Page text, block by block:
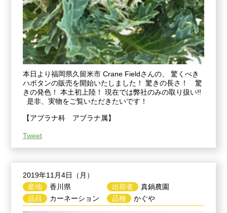
本日より福岡県久留米市 Crane Fieldさんの、 驚くべき
ハボタンの販売を開始いたしました！ 驚きの長さ！ 驚
きの発色！ 本土初上陸！ 現在では弊社のみの取り扱い!!
是非、実物をご覧いただきたいです！
【アブラナ科 アブラナ属】
Tweet
2019年11月4日（月）
産地
香川県
品目
カーネーション
出荷者
真鍋農園
品種
かぐや